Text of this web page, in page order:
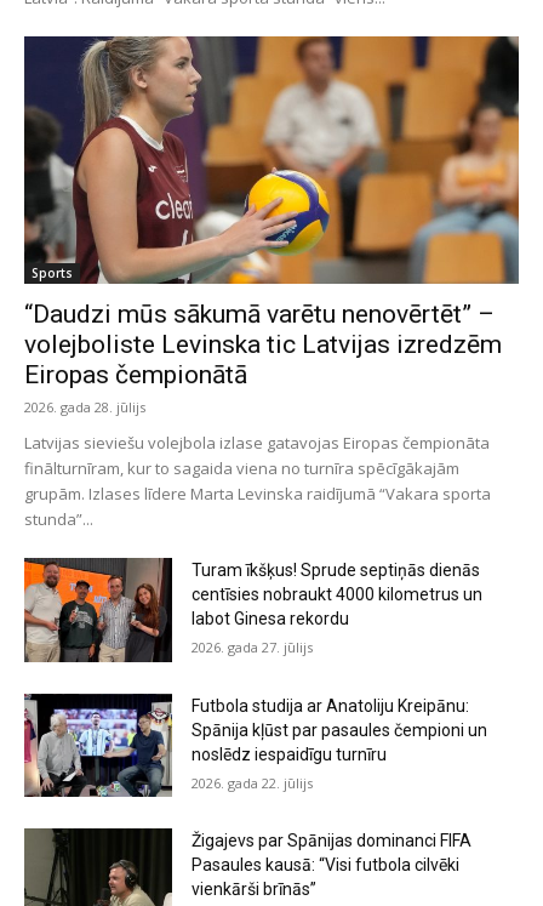
Sports
“Daudzi mūs sākumā varētu nenovērtēt” –
volejboliste Levinska tic Latvijas izredzēm
Eiropas čempionātā
2026. gada 28. jūlijs
Latvijas sieviešu volejbola izlase gatavojas Eiropas čempionāta
finālturnīram, kur to sagaida viena no turnīra spēcīgākajām
grupām. Izlases līdere Marta Levinska raidījumā “Vakara sporta
stunda”...
Turam īkšķus! Sprude septiņās dienās
centīsies nobraukt 4000 kilometrus un
labot Ginesa rekordu
2026. gada 27. jūlijs
Futbola studija ar Anatoliju Kreipānu:
Spānija kļūst par pasaules čempioni un
noslēdz iespaidīgu turnīru
2026. gada 22. jūlijs
Žigajevs par Spānijas dominanci FIFA
Pasaules kausā: “Visi futbola cilvēki
vienkārši brīnās”